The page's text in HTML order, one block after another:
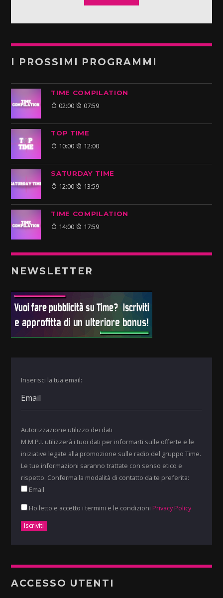
I PROSSIMI PROGRAMMI
TIME COMPILATION
02:00 07:59
TOP TIME
10:00 12:00
SATURDAY TIME
12:00 13:59
TIME COMPILATION
14:00 17:59
NEWSLETTER
Inserisci la tua email:
Autorizzazione utilizzo dei dati
M.M.P.I. utilizzerà i tuoi dati per informarti sulle offerte e le
iniziative legate alla promozione sulle radio del gruppo Time.
Le tue informazioni saranno trattate con senso etico e
rispetto. Conferma la modalità di contatto da te preferita:
Email
Ho letto e accetto i termini e le condizioni Privacy Policy
ACCESSO UTENTI